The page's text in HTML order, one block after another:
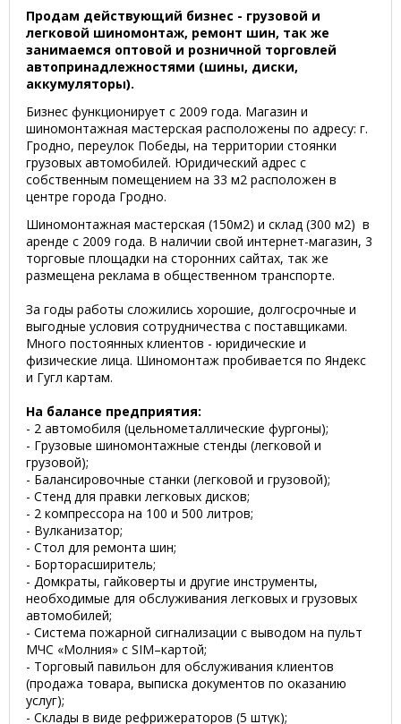
Продам действующий бизнес - грузовой и
легковой шиномонтаж, ремонт шин, так же
занимаемся оптовой и розничной торговлей
автопринадлежностями (шины, диски,
аккумуляторы).
Бизнес функционирует с 2009 года. Магазин и
шиномонтажная мастерская расположены по адресу: г.
Гродно, переулок Победы, на территории стоянки
грузовых автомобилей. Юридический адрес с
собственным помещением на 33 м2 расположен в
центре города Гродно.
Шиномонтажная мастерская (150м2) и склад (300 м2) в
аренде с 2009 года. В наличии свой интернет-магазин, 3
торговые площадки на сторонних сайтах, так же
размещена реклама в общественном транспорте.
За годы работы сложились хорошие, долгосрочные и
выгодные условия сотрудничества с поставщиками.
Много постоянных клиентов - юридические и
физические лица. Шиномонтаж пробивается по Яндекс
и Гугл картам.
На балансе предприятия:
- 2 автомобиля (цельнометаллические фургоны);
- Грузовые шиномонтажные стенды (легковой и
грузовой);
- Балансировочные станки (легковой и грузовой);
- Стенд для правки легковых дисков;
- 2 компрессора на 100 и 500 литров;
- Вулканизатор;
- Стол для ремонта шин;
- Борторасширитель;
- Домкраты, гайковерты и другие инструменты,
необходимые для обслуживания легковых и грузовых
автомобилей;
- Система пожарной сигнализации с выводом на пульт
МЧС «Молния» с SIM–картой;
- Торговый павильон для обслуживания клиентов
(продажа товара, выписка документов по оказанию
услуг);
- Склады в виде рефрижераторов (5 штук);